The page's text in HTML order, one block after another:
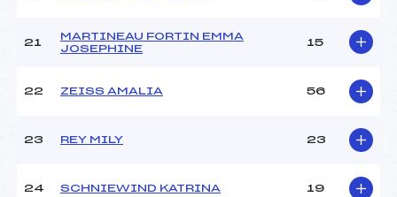
21
MARTINEAU FORTIN EMMA
JOSEPHINE
15
22 ZEISS AMALIA 56
23 REY MILY 23
24 SCHNIEWIND KATRINA 19